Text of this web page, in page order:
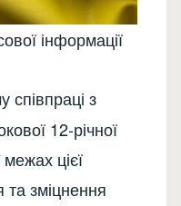
інформації
з
12-річної
цієї
та зміцнення